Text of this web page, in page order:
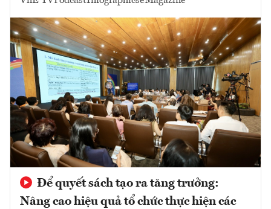
Để quyết sách tạo ra tăng trưởng:
Nâng cao hiệu quả tổ chức thực hiện các